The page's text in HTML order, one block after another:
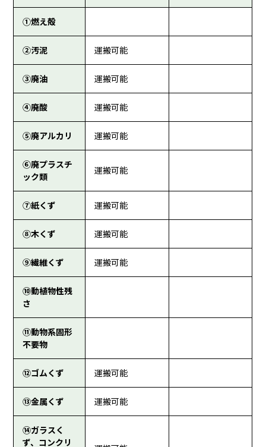
①燃え殻
②汚泥 運搬可能
③廃油 運搬可能
④廃酸 運搬可能
⑤廃アルカリ 運搬可能
⑥廃プラスチ
ック類
運搬可能
⑦紙くず 運搬可能
⑧木くず 運搬可能
⑨繊維くず 運搬可能
⑩動植物性残
さ
⑪動物系固形
不要物
⑫ゴムくず 運搬可能
⑬金属くず 運搬可能
⑭ガラスく
ず、コンクリ